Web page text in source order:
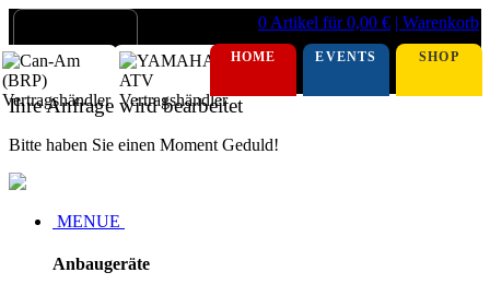
0 Artikel für 0,00 € | Warenkorb
HOME EVENTS SHOP
Ihre Anfrage wird bearbeitet
Bitte haben Sie einen Moment Geduld!
MENUE
Anbaugeräte